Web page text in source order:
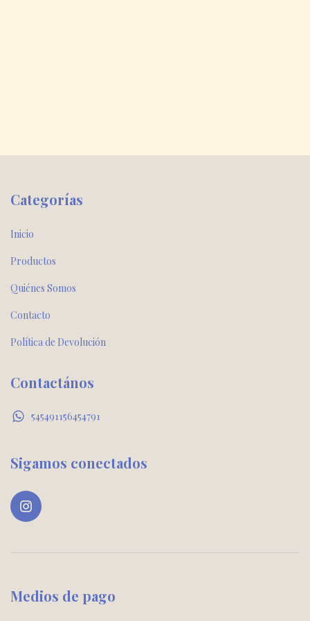
Categorías
Inicio
Productos
Quiénes Somos
Contacto
Política de Devolución
Contactános
545491156454791
Sigamos conectados
Medios de pago